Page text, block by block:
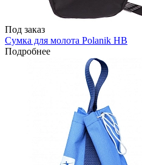
Под заказ
Сумка для молота Polanik HB
Подробнее